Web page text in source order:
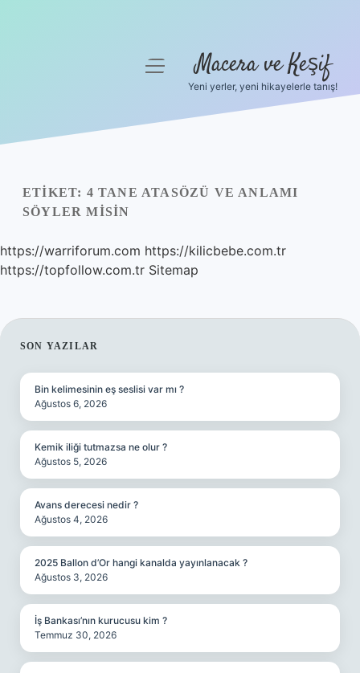
Yasal Uyarı
menüyüMacera ve Keşif
Yeni yerler, yeni hikayelerle tanış!
ETIKET: 4 TANE ATASÖZÜ VE ANLAMI
SÖYLER MISIN
https://warriforum.com https://kilicbebe.com.tr
https://topfollow.com.tr Sitemap
SIDEBAR
SON YAZILAR
Bin kelimesinin eş seslisi var mı ?
Ağustos 6, 2026
Kemik iliği tutmazsa ne olur ?
Ağustos 5, 2026
Avans derecesi nedir ?
Ağustos 4, 2026
2025 Ballon d’Or hangi kanalda yayınlanacak ?
Ağustos 3, 2026
İş Bankası’nın kurucusu kim ?
Temmuz 30, 2026